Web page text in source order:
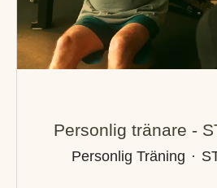
Personlig tränare -
Personlig Träning ·